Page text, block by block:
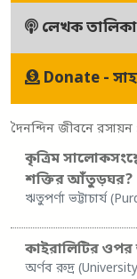
লেখক তালিকা
Donate -
দৈনন্দিন জীবনে রসায়ন
কৃত্রিম
শক্তির আঁতুড়ঘর?
ঋতুপর্ণা ভট্টাচার্য
কাইরালিটির
অর্ণব রুদ্র